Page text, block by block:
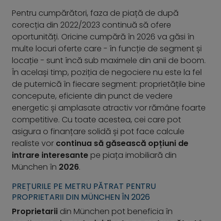
Pentru cumpărători, faza de piață de după
corecția din 2022/2023 continuă să ofere
oportunități. Oricine cumpără în 2026 va găsi în
multe locuri oferte care - în funcție de segment și
locație - sunt încă sub maximele din anii de boom.
În același timp, poziția de negociere nu este la fel
de puternică în fiecare segment: proprietățile bine
concepute, eficiente din punct de vedere
energetic și amplasate atractiv vor rămâne foarte
competitive. Cu toate acestea, cei care pot
asigura o finanțare solidă și pot face calcule
realiste vor continua să găsească opțiuni de
intrare interesante pe piața imobiliară din
München în 2026.
PREȚURILE PE METRU PĂTRAT PENTRU
PROPRIETARII DIN MÜNCHEN ÎN 2026
Proprietarii din München pot beneficia în